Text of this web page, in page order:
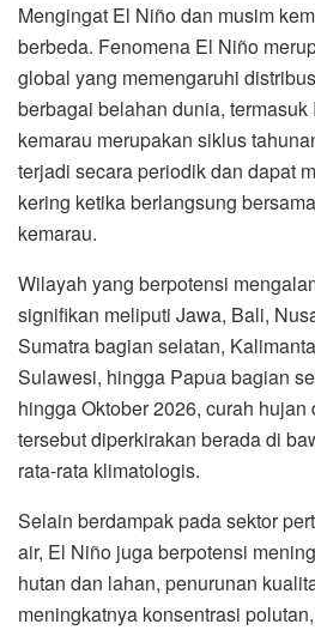
Mengingat El Niño dan musim
berbeda. Fenomena El Niño
global yang memengaruhi
berbagai belahan dunia,
kemarau merupakan siklus
terjadi secara periodik dan dapat
kering ketika berlangsung
kemarau.
Wilayah yang berpotensi
signifikan meliputi Jawa, Bali,
Sumatra bagian selatan,
Sulawesi, hingga Papua bagian
hingga Oktober 2026, curah
tersebut diperkirakan berada di
rata-rata klimatologis.
Selain berdampak pada sektor
air, El Niño juga berpotensi
hutan dan lahan, penurunan
meningkatnya konsentrasi